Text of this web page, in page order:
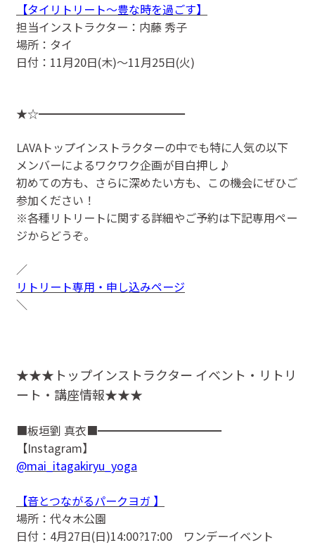
【タイリトリート〜豊な時を過ごす】
担当インストラクター：内藤 秀子
場所：タイ
日付：11月20日(木)〜11月25日(火)
★☆━━━━━━━━━━━━━
LAVAトップインストラクターの中でも特に人気の以下
メンバーによるワクワク企画が目白押し♪
初めての方も、さらに深めたい方も、この機会にぜひご
参加ください！
※各種リトリートに関する詳細やご予約は下記専用ペー
ジからどうぞ。
／
リトリート専用・申し込みページ
＼
★★★トップインストラクター イベント・リトリ
ート・講座情報★★★
■板垣劉 真衣■━━━━━━━━━━━
【Instagram】
@mai_itagakiryu_yoga
【音とつながるパークヨガ 】
場所：代々木公園
日付：4月27日(日)14:00?17:00 ワンデーイベント